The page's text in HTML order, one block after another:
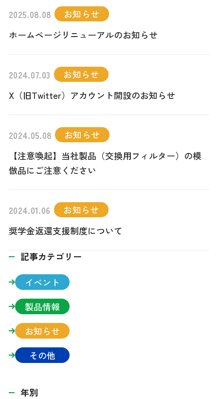
2025.08.08
お知らせ
ホームページリニューアルのお知らせ
2024.07.03
お知らせ
X（旧Twitter）アカウント開設のお知らせ
2024.05.08
お知らせ
【注意喚起】当社製品（交換用フィルター）の模
倣品にご注意ください
2024.01.06
お知らせ
奨学金返還支援制度について
記事カテゴリー
イベント
製品情報
お知らせ
その他
年別